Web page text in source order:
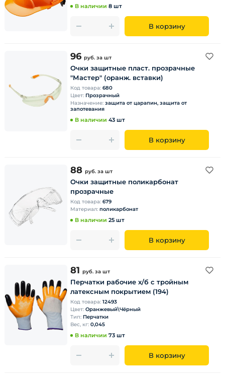
В наличии 8 шт
В корзину
96 руб. за шт
Очки защитные пласт. прозрачные
"Мастер" (оранж. вставки)
Код товара: 680
Цвет: Прозрачный
Назначение: защита от царапин, защита от
запотевания
В наличии 43 шт
В корзину
88 руб. за шт
Очки защитные поликарбонат
прозрачные
Код товара: 679
Материал: поликарбонат
В наличии 25 шт
В корзину
81 руб. за шт
Перчатки рабочие х/б с тройным
латексным покрытием (194)
Код товара: 12493
Цвет: Оранжевый\Чёрный
Тип: Перчатки
Вес, кг: 0,045
В наличии 73 шт
В корзину